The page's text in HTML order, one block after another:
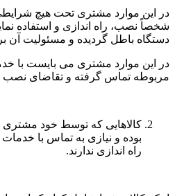
در این موارد مشتری تحت هیچ شرایطی
شخصاً نصب، راه اندازی و استفاده
دستگاه باطل گردیده و مسئولیت آن
در این موارد مشتری می بایست
مربوطه تماس گرفته و تقاضای نصب و
کالاهایی که توسط خود مشتری
بوده و نیازی به تماس با
راه اندازی ندارند.